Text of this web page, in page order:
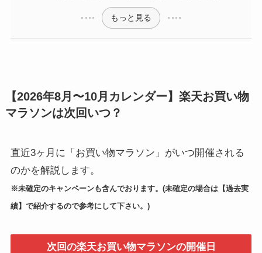
もっと見る
【2026年8月〜10月カレンダー】楽天お買い物
マラソンは次回いつ？
直近3ヶ月に「お買い物マラソン」がいつ開催される
のかを解説します。
※未確定のキャンペーンも含んでおります。(未確定の場合は【過去実
績】で紹介するので参考にして下さい。)
次回の楽天お買い物マラソンの開催日